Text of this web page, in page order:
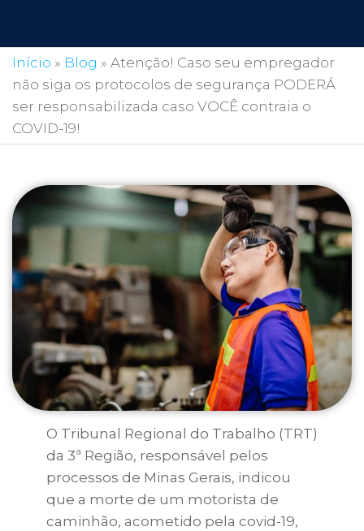
Início » Blog » Atenção! Caso seu empregador
não siga os protocolos de segurança PODERÁ
ser responsabilizada caso VOCÊ contraia o
COVID-19!
O Tribunal Regional do Trabalho (TRT)
da 3ª Região, responsável pelos
processos de Minas Gerais, indicou
que a morte de um motorista de
caminhão, acometido pela covid-19,